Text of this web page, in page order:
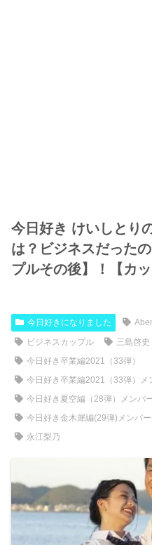
今日好き けいしとり
は？ビジネスだった
プルその後】！【カッ
今日好きになりました
ビジネスカップル
三島啓史
今日好き卒業編2021（33弾）
今日好き卒業編2021（33弾）メ
今日好き夏空編（28弾）メンバ
今日好き金木犀編(29弾)メンバー
永江梨乃